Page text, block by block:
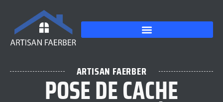
ARTISAN FAERBER
POSE DE CACHE